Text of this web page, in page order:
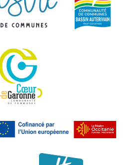
Préfet de la région